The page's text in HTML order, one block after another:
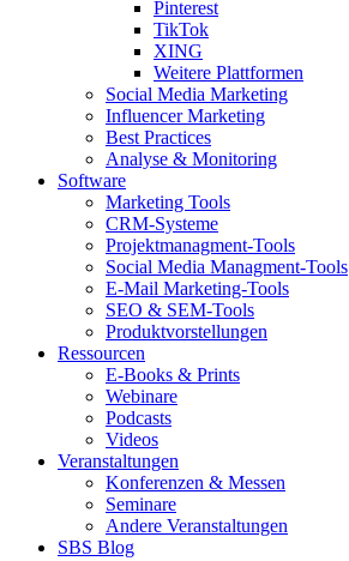
Pinterest
TikTok
XING
Weitere Plattformen
Social Media Marketing
Influencer Marketing
Best Practices
Analyse & Monitoring
Software
Marketing Tools
CRM-Systeme
Projektmanagment-Tools
Social Media Managment-Tools
E-Mail Marketing-Tools
SEO & SEM-Tools
Produktvorstellungen
Ressourcen
E-Books & Prints
Webinare
Podcasts
Videos
Veranstaltungen
Konferenzen & Messen
Seminare
Andere Veranstaltungen
SBS Blog